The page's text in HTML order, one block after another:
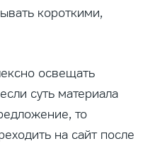
короткими,
освещать
суть материала
то
на сайт после